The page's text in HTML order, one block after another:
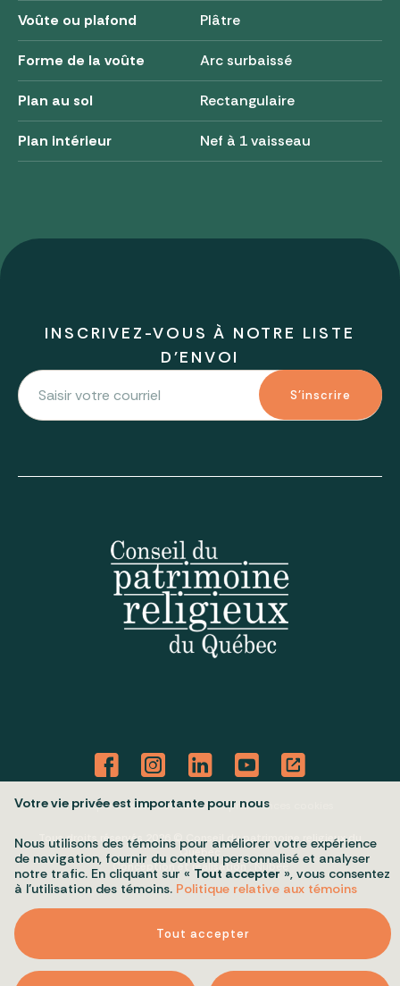
Voûte ou plafond Plâtre
Forme de la voûte Arc surbaissé
Plan au sol Rectangulaire
Plan intérieur Nef à 1 vaisseau
INSCRIVEZ-VOUS À NOTRE LISTE
D'ENVOI
S'inscrire
Politique de confidentialité Mes préférences cookies
Tous droits réservés 2026 © Conseil du patrimoine religieux du
Québec
Conception et réalisation :Nubee
Votre vie privée est importante pour nous
Nous utilisons des témoins pour améliorer votre expérience
de navigation, fournir du contenu personnalisé et analyser
notre trafic. En cliquant sur « Tout accepter », vous consentez
à l’utilisation des témoins. Politique relative aux témoins
Tout accepter